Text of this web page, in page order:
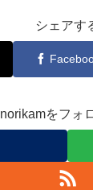
シェアす
norikamをフォ